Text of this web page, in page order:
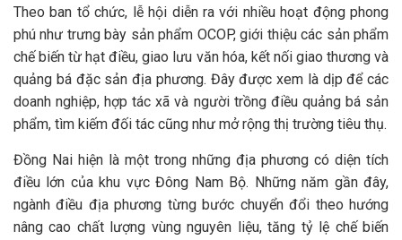
Theo ban tổ chức, lễ hội diễn ra với nhiều hoạt động phong
phú như trưng bày sản phẩm OCOP, giới thiệu các sản phẩm
chế biến từ hạt điều, giao lưu văn hóa, kết nối giao thương và
quảng bá đặc sản địa phương. Đây được xem là dịp để các
doanh nghiệp, hợp tác xã và người trồng điều quảng bá sản
phẩm, tìm kiếm đối tác cũng như mở rộng thị trường tiêu thụ.
Đồng Nai hiện là một trong những địa phương có diện tích
điều lớn của khu vực Đông Nam Bộ. Những năm gần đây,
ngành điều địa phương từng bước chuyển đổi theo hướng
nâng cao chất lượng vùng nguyên liệu, tăng tỷ lệ chế biến